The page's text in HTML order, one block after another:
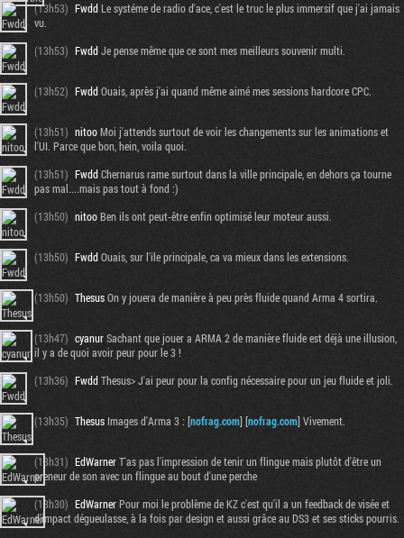
(13h53) FwddLe systéme de radio d'ace, c'est le truc le plus immersif que j'ai jamais
vu.
(13h53) FwddJe pense même que ce sont mes meilleurs souvenir multi.
(13h52) FwddOuais, après j'ai quand même aimé mes sessions hardcore CPC.
(13h51) nitooMoi j'attends surtout de voir les changements sur les animations et
l'UI. Parce que bon, hein, voila quoi.
(13h51) FwddChernarus rame surtout dans la ville principale, en dehors ça tourne
pas mal....mais pas tout à fond :)
(13h50) nitooBen ils ont peut-être enfin optimisé leur moteur aussi.
(13h50) FwddOuais, sur l'ile principale, ca va mieux dans les extensions.
(13h50) ThesusOn y jouera de manière à peu près fluide quand Arma 4 sortira.
(13h47) cyanurSachant que jouer a ARMA 2 de manière fluide est déjà une illusion,
il y a de quoi avoir peur pour le 3 !
(13h36) FwddThesus> J'ai peur pour la config nécessaire pour un jeu fluide et joli.
(13h35) Thesus Images d'Arma 3 : [nofrag.com] [nofrag.com] Vivement.
(13h31) EdWarnerT'as pas l'impression de tenir un flingue mais plutôt d'être un
preneur de son avec un flingue au bout d'une perche
(13h30) EdWarnerPour moi le problème de KZ c'est qu'il a un feedback de visée et
d'impact dégueulasse, à la fois par design et aussi grâce au DS3 et ses sticks pourris.